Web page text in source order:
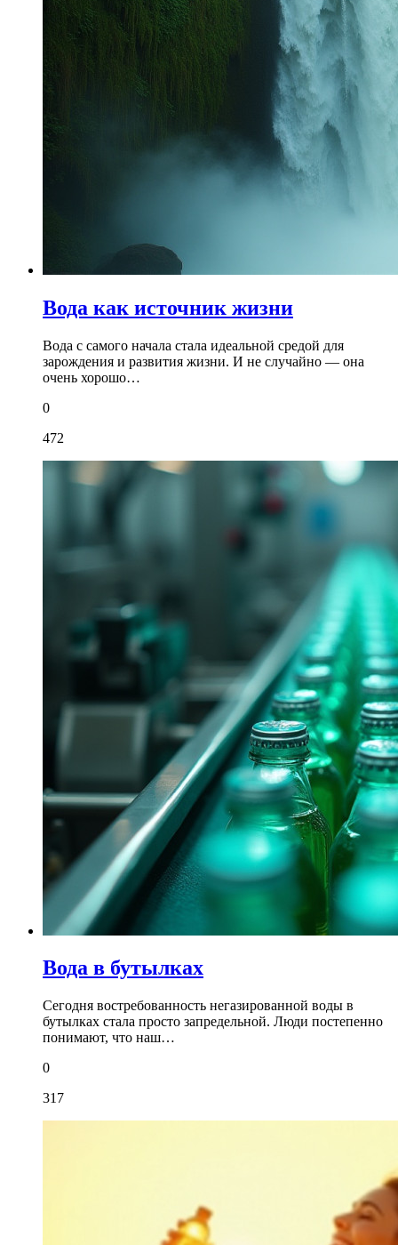
Вода как источник жизни
Вода с самого начала стала идеальной средой для
зарождения и развития жизни. И не случайно — она
очень хорошо…
0
472
Вода в бутылках
Сегодня востребованность негазированной воды в
бутылках стала просто запредельной. Люди постепенно
понимают, что наш…
0
317